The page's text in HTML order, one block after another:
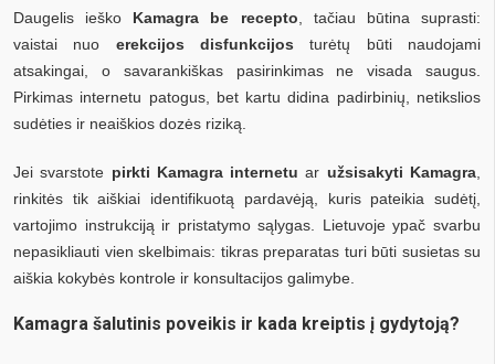
Daugelis ieško Kamagra be recepto , tačiau būtina suprasti:
vaistai nuo erekcijos disfunkcijos turėtų būti naudojami
atsakingai, o savarankiškas pasirinkimas ne visada saugus.
Pirkimas internetu patogus, bet kartu didina padirbinių, netikslios
sudėties ir neaiškios dozės riziką.
Jei svarstote pirkti Kamagra internetu ar užsisakyti Kamagra
rinkitės tik aiškiai identifikuotą pardavėją, kuris pateikia sudėtį,
vartojimo instrukciją ir pristatymo sąlygas. Lietuvoje ypač svarbu
nepasikliauti vien skelbimais: tikras preparatas turi būti susietas su
aiškia kokybės kontrole ir konsultacijos galimybe.
Kamagra šalutinis poveikis ir kada kreiptis į gydytoją?